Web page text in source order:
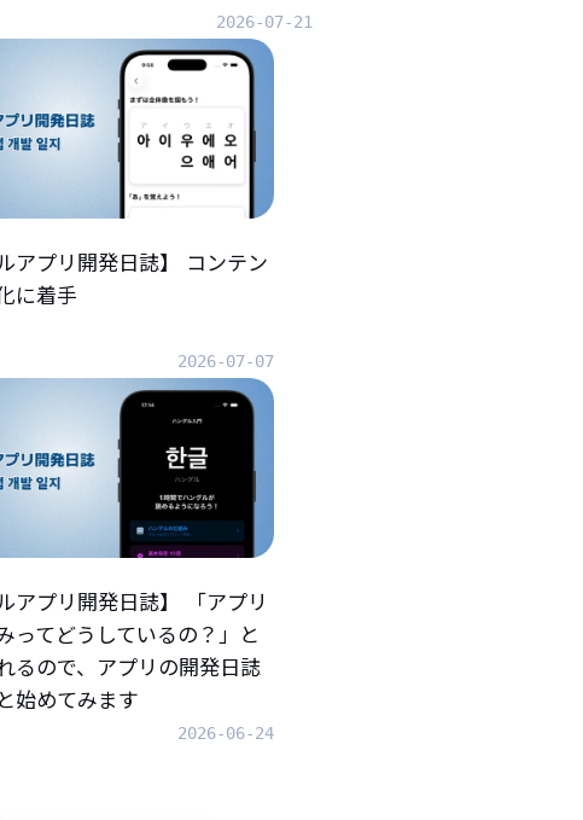
2026-07-21
アプリ開発日誌】 コンテン
に着手
2026-07-07
アプリ開発日誌】 「アプリ
ってどうしているの？」と
るので、アプリの開発日誌
始めてみます
2026-06-24